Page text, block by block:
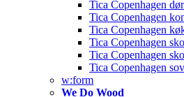
Tica Copenhagen
Tica Copenhagen
Tica Copenhagen
Tica Copenhagen
Tica Copenhagen
Tica Copenhagen
w:form
We Do Wood